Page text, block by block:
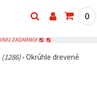
0
ZADARMO!
(1286)› Okrúhle drevené